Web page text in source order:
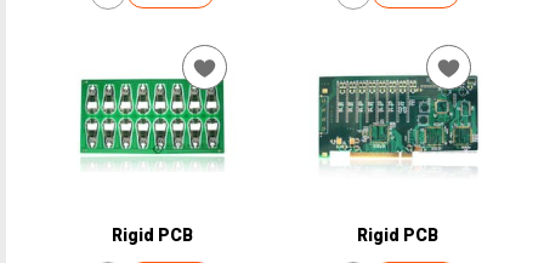
Rigid PCB Rigid PCB